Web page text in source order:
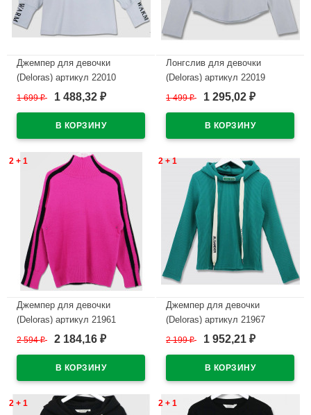
Джемпер для девочки
(Deloras) артикул 22010
р.34/134-44/164 цвет белый
1 699₽ 1 488,32 ₽
Лонгслив для девочки
(Deloras) артикул 22019
р.34/134-44/164 цвет белый
1 499₽ 1 295,02 ₽
2 + 1
Джемпер для девочки
(Deloras) артикул 21961
р.34/134-44/164 цвет темный
2 594₽ 2 184,16 ₽
2 + 1
Джемпер для девочки
(Deloras) артикул 21967
р.34/134-44/164 цвет темно-
2 199₽ 1 952,21 ₽
2 + 1 2 + 1